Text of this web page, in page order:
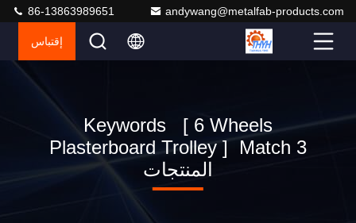
andywang@metalfab-products.com
86-13863989651
إقتباس
Keywords [ 6 Wheels
Plasterboard Trolley ] Match 3
المنتجات